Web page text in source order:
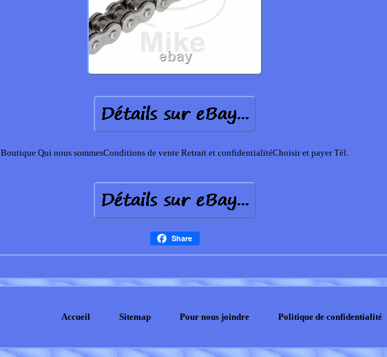
Boutique Qui nous sommesConditions de vente Retrait et confidentialitéChoisir et payer Tél.
Share
Accueil Sitemap Pour nous joindre Politique de confidentialité